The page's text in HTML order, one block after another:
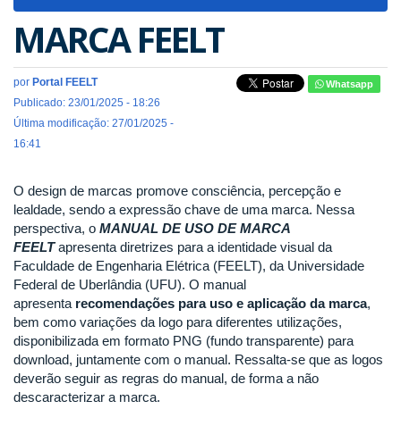
MARCA FEELT
por Portal FEELT
Publicado: 23/01/2025 - 18:26
Última modificação: 27/01/2025 -
16:41
Whatsapp
O design de marcas promove consciência, percepção e
lealdade, sendo a expressão chave de uma marca. Nessa
perspectiva, o MANUAL DE USO DE MARCA
FEELTapresenta diretrizes para a identidade visual da
Faculdade de Engenharia Elétrica (FEELT), da Universidade
Federal de Uberlândia (UFU). O manual
apresenta recomendações para uso e aplicação da marca,
bem como variações da logo para diferentes utilizações,
disponibilizada em formato PNG (fundo transparente) para
download, juntamente com o manual. Ressalta-se que as logos
deverão seguir as regras do manual, de forma a não
descaracterizar a marca.